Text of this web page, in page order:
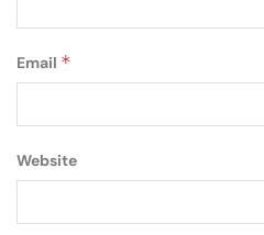
Email *
Website